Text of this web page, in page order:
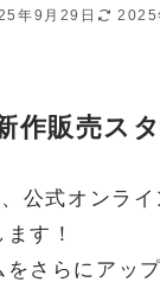
年9月29日 2025
作販売ス
公式オンラ
す！
をさらにアッ